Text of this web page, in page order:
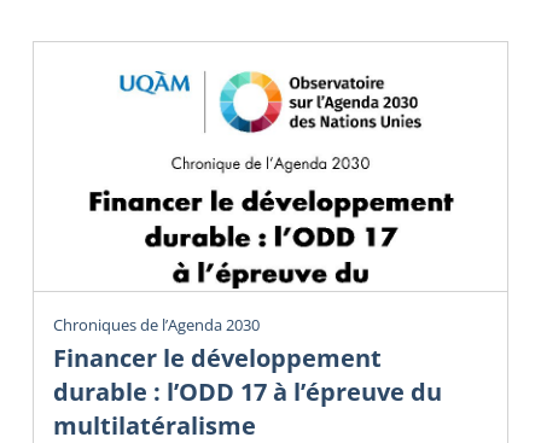
Chroniques de l’Agenda 2030
Financer le développement
durable : l’ODD 17 à l’épreuve du
multilatéralisme